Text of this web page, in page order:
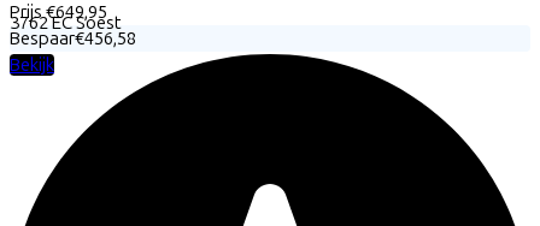
3762 ECSoest
Prijs€649,95
Bespaar€456,58
Bekijk